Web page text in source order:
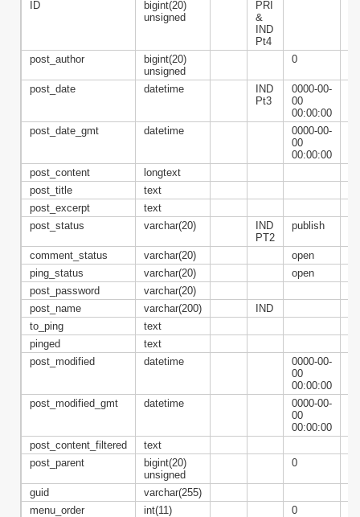
ID
bigint(20)
unsigned
PRI
&
IND
Pt4
post_author
bigint(20)
unsigned
0
post_date
datetime
IND
Pt3
0000-00-
00
00:00:00
post_date_gmt
datetime
0000-00-
00
00:00:00
post_content
longtext
post_title
text
post_excerpt
text
post_status
varchar(20)
IND
PT2
publish
comment_status varchar(20)
open
ping_status
varchar(20)
open
post_password
varchar(20)
post_name
varchar(200)
IND
to_ping
text
pinged
text
post_modified
datetime
0000-00-
00
00:00:00
post_modified_gmt
datetime
0000-00-
00
00:00:00
post_content_filtered
text
post_parent
bigint(20)
unsigned
0
guid
varchar(255)
menu_order
int(11)
0